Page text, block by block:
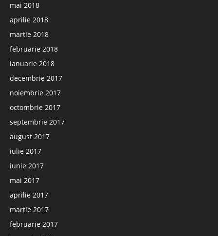
mai 2018
aprilie 2018
martie 2018
februarie 2018
ianuarie 2018
decembrie 2017
noiembrie 2017
octombrie 2017
septembrie 2017
august 2017
iulie 2017
iunie 2017
mai 2017
aprilie 2017
martie 2017
februarie 2017